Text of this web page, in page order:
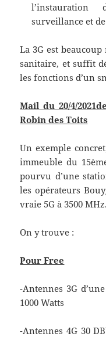
surveillance et
La 3G est
sanitaire, et suffit
les fonctions d’un
Mail du 20/4/
Robin des Toits
Un exemple
immeuble du
pourvu d’une
les opérateurs
vraie 5G à 3500 MHz.
On y trouve :
Pour Free
-Antennes 3G
1000 Watts
-Antennes 4G 30